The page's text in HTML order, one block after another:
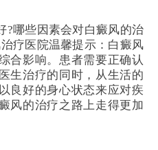
些因素会对白癜风的治
疗医院温馨提示：白癜风
合影响。患者需要正确认
生治疗的同时，从生活的
良好的身心状态来应对疾
风的治疗之路上走得更加